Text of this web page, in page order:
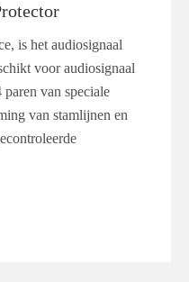
is het audiosignaal
voor audiosignaal
van speciale
van stamlijnen en